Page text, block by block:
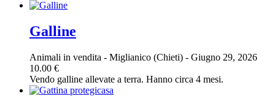
Galline
Animali in vendita - Miglianico (Chieti) - Giugno 29, 2026
10.00 €
Vendo galline allevate a terra. Hanno circa 4 mesi.